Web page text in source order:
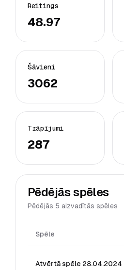
Reitings
48.97
Šāvieni
3062
Trāpījumi
287
Pēdējās spēles
Pēdējās 5 aizvadītās spēles
Spēle
Atvērtā spēle 28.04.2024